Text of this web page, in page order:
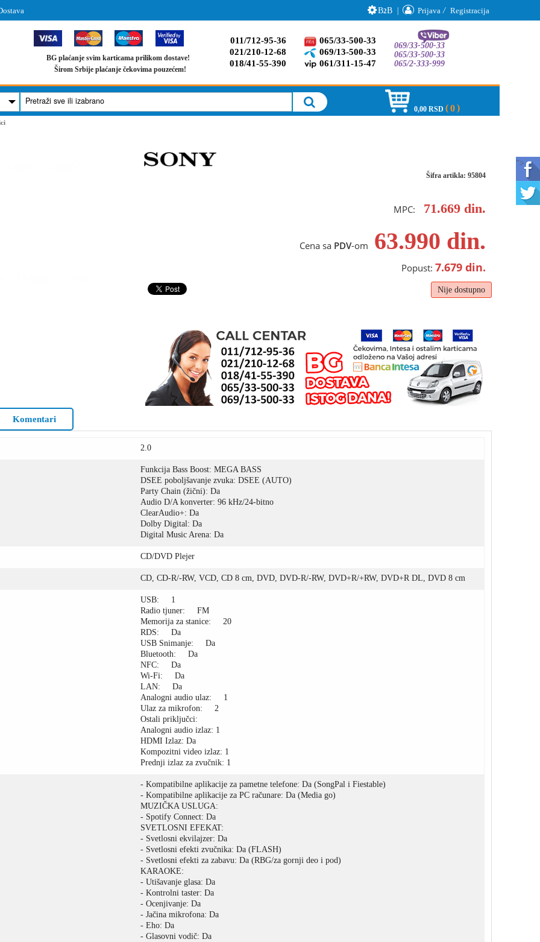
">
B2B | Prijava / Registracija
BG plaćanje svim karticama prilikom dostave!
Širom Srbije plaćanje čekovima pouzećem!
011/712-95-36
021/210-12-68
018/41-55-390
065/33-500-33
069/13-500-33
061/311-15-47
069/33-500-33
065/33-500-33
065/2-333-999
0,00 RSD 0
Šifra artikla: 95804
MPC: 71.669 din.
Cena sa PDV-om 63.990 din.
Popust: 7.679 din.
Nije dostupno
Komentari
2.0
Funkcija Bass Boost: MEGA BASS
DSEE poboljšavanje zvuka: DSEE (AUTO)
Party Chain (žični): Da
Audio D/A konverter: 96 kHz/24-bitno
ClearAudio+: Da
Dolby Digital: Da
Digital Music Arena: Da
CD/DVD Plejer
CD, CD-R/-RW, VCD, CD 8 cm, DVD, DVD-R/-RW, DVD+R/+RW, DVD+R DL, DVD 8 cm
USB: 1
Radio tjuner: FM
Memorija za stanice: 20
RDS: Da
USB Snimanje: Da
Bluetooth: Da
NFC: Da
Wi-Fi: Da
LAN: Da
Analogni audio ulaz: 1
Ulaz za mikrofon: 2
Ostali priključci:
Analogni audio izlaz: 1
HDMI Izlaz: Da
Kompozitni video izlaz: 1
Prednji izlaz za zvučnik: 1
- Kompatibilne aplikacije za pametne telefone: Da (SongPal i Fiestable)
- Kompatibilne aplikacije za PC računare: Da (Media go)
MUZIČKA USLUGA:
- Spotify Connect: Da
SVETLOSNI EFEKAT:
- Svetlosni ekvilajzer: Da
- Svetlosni efekti zvučnika: Da (FLASH)
- Svetlosni efekti za zabavu: Da (RBG/za gornji deo i pod)
KARAOKE:
- Utišavanje glasa: Da
- Kontrolni taster: Da
- Ocenjivanje: Da
- Jačina mikrofona: Da
- Eho: Da
- Glasovni vodič: Da